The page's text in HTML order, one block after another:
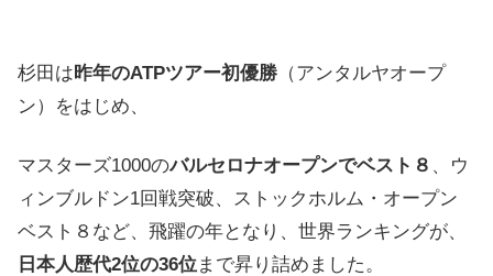
杉田は昨年のATPツアー初優勝 （アンタルヤオープ
ン）をはじめ、
マスターズ1000のバルセロナオープンでベスト８ 、ウ
ィンブルドン1回戦突破、ストックホルム・オープン
ベスト８など、飛躍の年となり、世界ランキングが、
日本人歴代2位の36位まで昇り詰めました。